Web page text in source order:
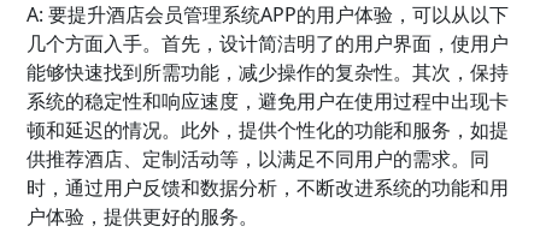
A: 要提升酒店会员管理系统APP的用户体验，可以从以下
几个方面入手。首先，设计简洁明了的用户界面，使用户
能够快速找到所需功能，减少操作的复杂性。其次，保持
系统的稳定性和响应速度，避免用户在使用过程中出现卡
顿和延迟的情况。此外，提供个性化的功能和服务，如提
供推荐酒店、定制活动等，以满足不同用户的需求。同
时，通过用户反馈和数据分析，不断改进系统的功能和用
户体验，提供更好的服务。